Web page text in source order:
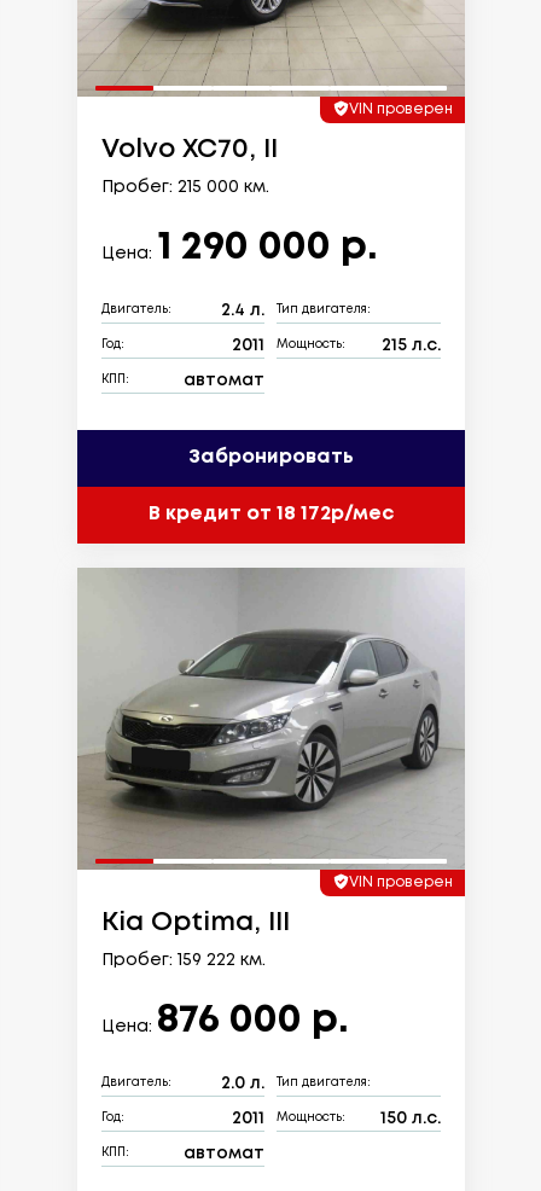
VIN проверен
Volvo XC70, II
Пробег: 215 000 км.
Цена: 1 290 000 р.
Двигатель: 2.4 л. Тип двигателя:
Год: 2011 Мощность: 215 л.с.
КПП: автомат
Забронировать
В кредит от 18 172р/мес
VIN проверен
Kia Optima, III
Пробег: 159 222 км.
Цена: 876 000 р.
Двигатель: 2.0 л. Тип двигателя:
Год: 2011 Мощность: 150 л.с.
КПП: автомат